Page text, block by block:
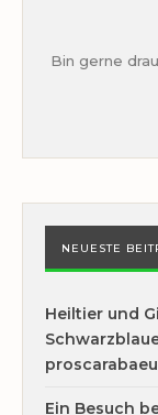
Bin gerne
NEUESTE
Heiltier und
Ein Besuch